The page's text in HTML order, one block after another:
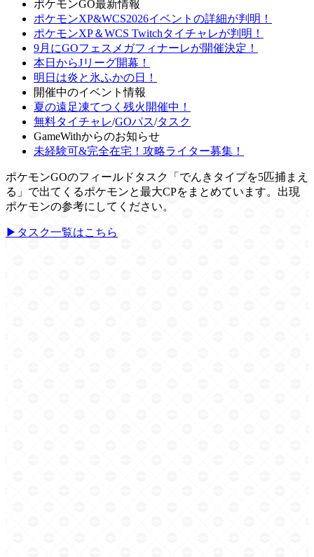
ポケモンGO最新情報
ポケモンXP&WCS2026イベントの詳細が判明！
ポケモンXP＆WCS Twitchタイチャレが判明！
9月にGOフェスメガフィナーレが開催決定！
本日からJリーグ開幕！
明日は炎と氷ふかの日！
開催中のイベント情報
夏の遠足凍てつく残火開催中！
無料タイチャレ/GOパス/タスク
GameWithからのお知らせ
未経験可&完全在宅！攻略ライター募集！
ポケモンGOのフィールドタスク「でんきタイプを5匹捕まえ
る」で出てくるポケモンと最大CPをまとめています。出現
ポケモンの参考にしてください。
▶タスク一覧はこちら